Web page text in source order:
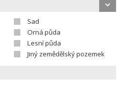
Sad
Orná půda
Lesní půda
Jiný zemědělský pozemek